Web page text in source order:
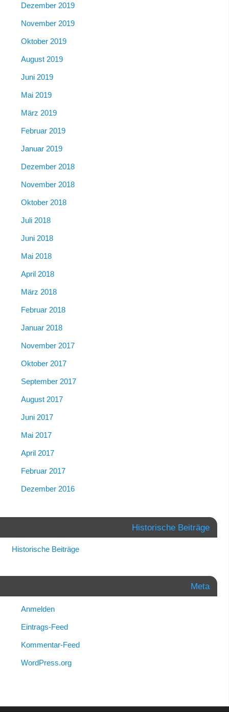
Dezember 2019
November 2019
Oktober 2019
August 2019
Juni 2019
Mai 2019
März 2019
Februar 2019
Januar 2019
Dezember 2018
November 2018
Oktober 2018
Juli 2018
Juni 2018
Mai 2018
April 2018
März 2018
Februar 2018
Januar 2018
November 2017
Oktober 2017
September 2017
August 2017
Juni 2017
Mai 2017
April 2017
Februar 2017
Dezember 2016
Historische Beiträge
Historische Beiträge
Meta
Anmelden
Eintrags-Feed
Kommentar-Feed
WordPress.org